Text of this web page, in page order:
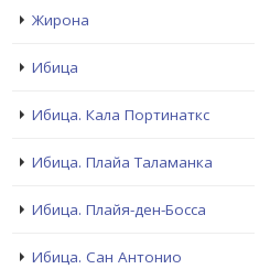
Жирона
Ибица
Ибица. Кала Портинаткс
Ибица. Плайа Таламанка
Ибица. Плайя-ден-Босса
Ибица. Сан Антонио